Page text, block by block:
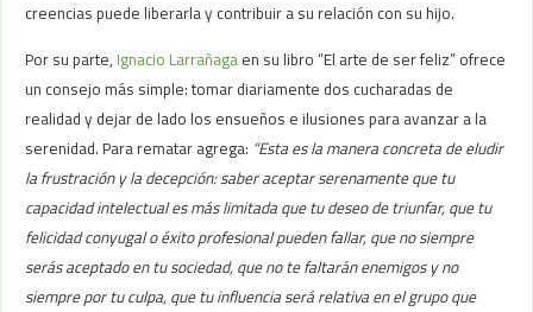
creencias puede liberarla y contribuir a su relación con su hijo.
Por su parte, Ignacio Larrañaga en su libro “El arte de ser feliz” ofrece
un consejo más simple: tomar diariamente dos cucharadas de
realidad y dejar de lado los ensueños e ilusiones para avanzar a la
serenidad. Para rematar agrega: “Esta es la manera concreta de eludir
la frustración y la decepción: saber aceptar serenamente que tu
capacidad intelectual es más limitada que tu deseo de triunfar, que tu
felicidad conyugal o éxito profesional pueden fallar, que no siempre
serás aceptado en tu sociedad, que no te faltarán enemigos y no
siempre por tu culpa, que tu influencia será relativa en el grupo que